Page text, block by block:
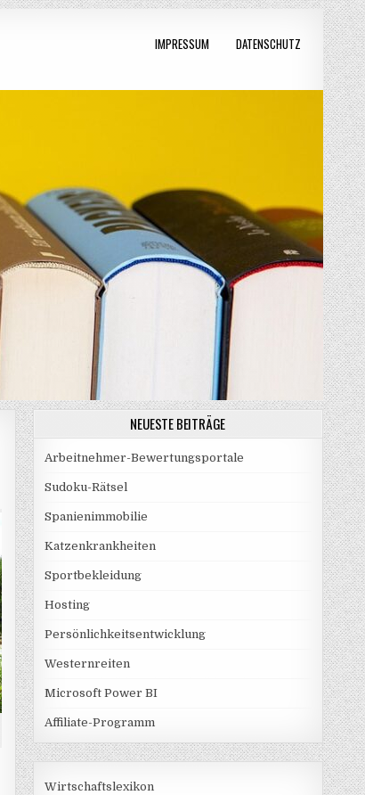
IMPRESSUM DATENSCHUTZ
NEUESTE BEITRÄGE
Arbeitnehmer-Bewertungsportale
Sudoku-Rätsel
Spanienimmobilie
Katzenkrankheiten
Sportbekleidung
Hosting
Persönlichkeitsentwicklung
Westernreiten
Microsoft Power BI
Affiliate-Programm
Wirtschaftslexikon